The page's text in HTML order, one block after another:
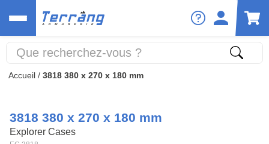
Accueil / 3818 380 x 270 x 180 mm
3818 380 x 270 x 180 mm
Explorer Cases